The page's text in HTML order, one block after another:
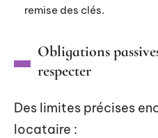
remise des clés.
Obligations
respecter
Des limites précises
locataire :